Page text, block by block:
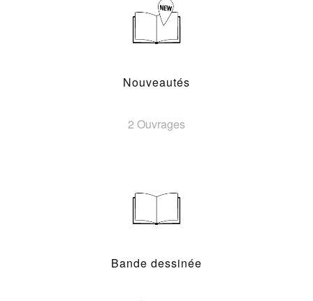
Nouveautés
2 Ouvrages
Bande dessinée